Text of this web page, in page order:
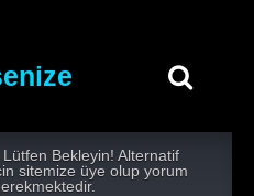
Lütfen Bekleyin! Alternatif
sitemize üye olup yorum